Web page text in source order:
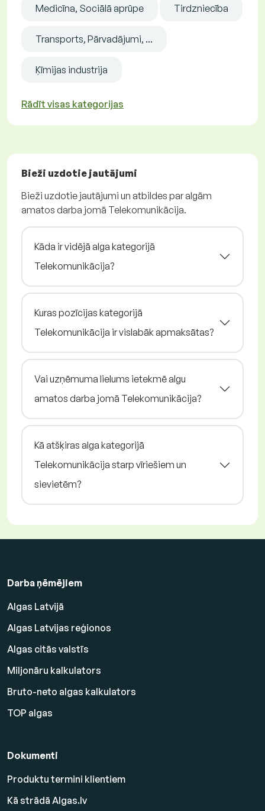
Medicīna, Sociālā aprūpe Tirdzniecība
Transports, Pārvadājumi, ...
Ķīmijas industrija
Rādīt visas kategorijas
Bieži uzdotie jautājumi
Bieži uzdotie jautājumi un atbildes par algām
amatos darba jomā Telekomunikācija.
Kāda ir vidējā alga kategorijā
Telekomunikācija?
Kuras pozīcijas kategorijā
Telekomunikācija ir vislabāk apmaksātas?
Vai uzņēmuma lielums ietekmē algu
amatos darba jomā Telekomunikācija?
Kā atšķiras alga kategorijā
Telekomunikācija starp vīriešiem un
sievietēm?
Darba ņēmējiem
Algas Latvijā
Algas Latvijas reģionos
Algas citās valstīs
Miljonāru kalkulators
Bruto-neto algas kalkulators
TOP algas
Dokumenti
Produktu termini klientiem
Kā strādā Algas.lv